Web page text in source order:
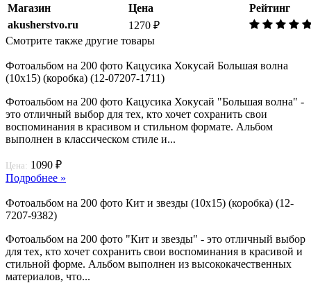
Магазин
Цена
Рейтинг
akusherstvo.ru
1270 ₽
Смотрите также другие товары
Фотоальбом на 200 фото Кацусика Хокусай Большая волна
(10х15) (коробка) (12-07207-1711)
Фотоальбом на 200 фото Кацусика Хокусай "Большая волна" -
это отличный выбор для тех, кто хочет сохранить свои
воспоминания в красивом и стильном формате. Альбом
выполнен в классическом стиле и...
Цена: 1090 ₽
Подробнее »
Фотоальбом на 200 фото Кит и звезды (10х15) (коробка) (12-
7207-9382)
Фотоальбом на 200 фото "Кит и звезды" - это отличный выбор
для тех, кто хочет сохранить свои воспоминания в красивой и
стильной форме. Альбом выполнен из высококачественных
материалов, что...